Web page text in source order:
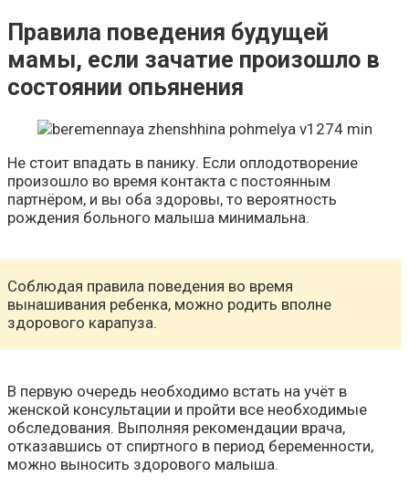
Правила поведения будущей
мамы, если зачатие произошло в
состоянии опьянения
Не стоит впадать в панику. Если оплодотворение
произошло во время контакта с постоянным
партнёром, и вы оба здоровы, то вероятность
рождения больного малыша минимальна.
Соблюдая правила поведения во время
вынашивания ребенка, можно родить вполне
здорового карапуза.
В первую очередь необходимо встать на учёт в
женской консультации и пройти все необходимые
обследования. Выполняя рекомендации врача,
отказавшись от спиртного в период беременности,
можно выносить здорового малыша.